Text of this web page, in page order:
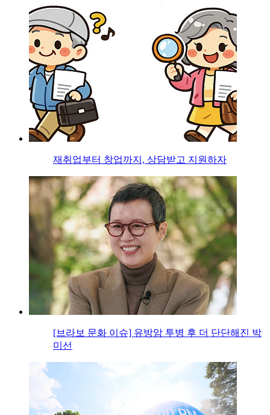
재취업부터 창업까지, 상담받고 지원하자
[브라보 문화 이슈] 유방암 투병 후 더 단단해진 박
미선